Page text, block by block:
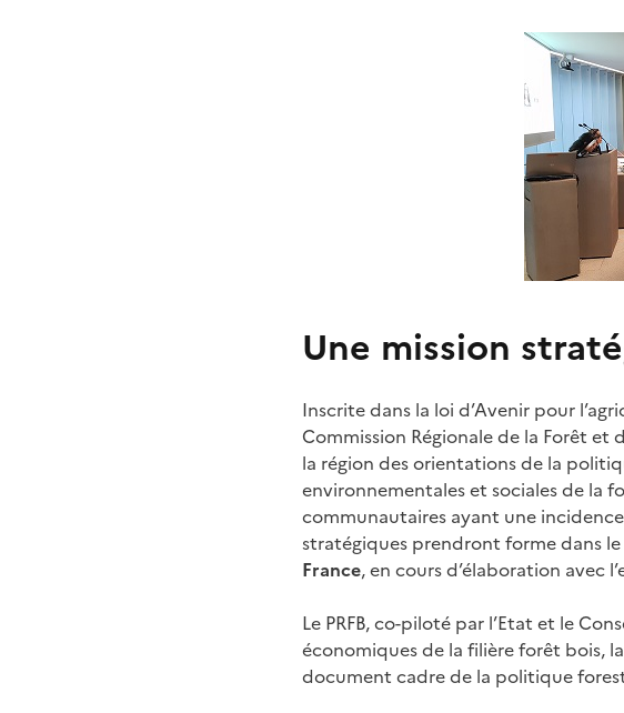
Une mission
Inscrite dans la loi d’Avenir pour
Commission Régionale de la Forêt et
la région des orientations de la
environnementales et sociales de la
communautaires ayant une
stratégiques prendront forme dans
France, en cours d’élaboration avec
Le PRFB, co-piloté par l’Etat et le
économiques de la filière forêt bois,
document cadre de la politique